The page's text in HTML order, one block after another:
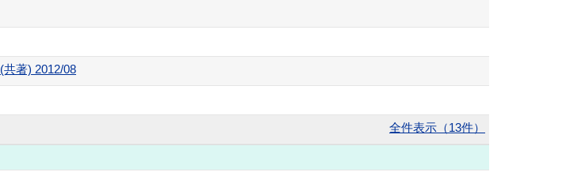
共著) 2012/08
全件表示（13件）